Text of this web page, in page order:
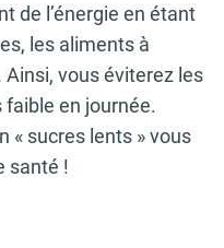
de l’énergie en étant
les aliments à
Ainsi, vous éviterez les
en journée.
« sucres lents » vous
santé !